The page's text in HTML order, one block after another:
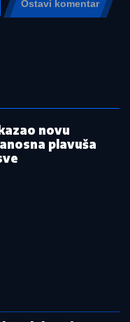
by Aklamator
direktora
Fudbalski savez
sudijama!
Bolomboja